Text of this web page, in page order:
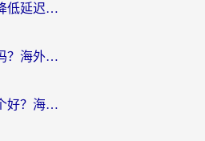
国外玩流星蝴蝶剑怎么降低延迟？海外党必看的加速秘籍（含欧洲鸣潮&彩虹岛优化攻略）
在国外也能玩穿越火线吗？海外玩家国服游戏畅玩终极指南
美国率土之滨加速器哪个好？海外党国服游戏畅玩终极指南（附多游戏解决方案）